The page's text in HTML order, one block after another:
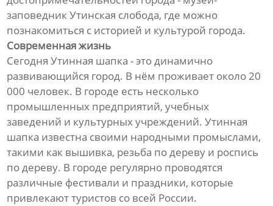
заповедник Утинская слобода, где можно
познакомиться с историей и культурой города.
Современная жизнь
Сегодня Утинная шапка - это динамично
развивающийся город. В нём проживает около 20
000 человек. В городе есть несколько
промышленных предприятий, учебных
заведений и культурных учреждений. Утинная
шапка известна своими народными промыслами,
такими как вышивка, резьба по дереву и роспись
по дереву. В городе регулярно проводятся
различные фестивали и праздники, которые
привлекают туристов со всей России.